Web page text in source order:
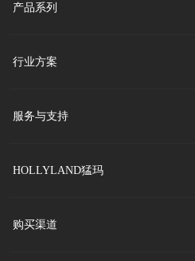
产品系列
行业方案
服务与支持
HOLLYLAND猛玛
购买渠道